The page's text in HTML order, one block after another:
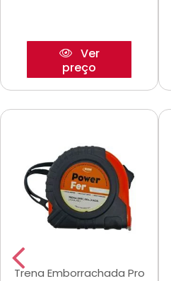
Ver
preço
Trena Emborrachada Pro